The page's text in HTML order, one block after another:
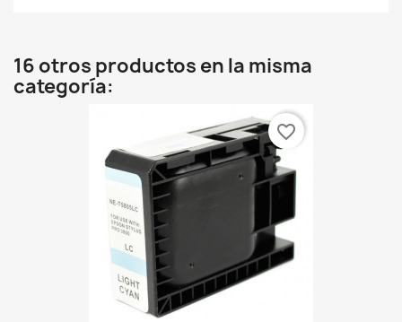
16 otros productos en la misma
categoría:
favorite_border